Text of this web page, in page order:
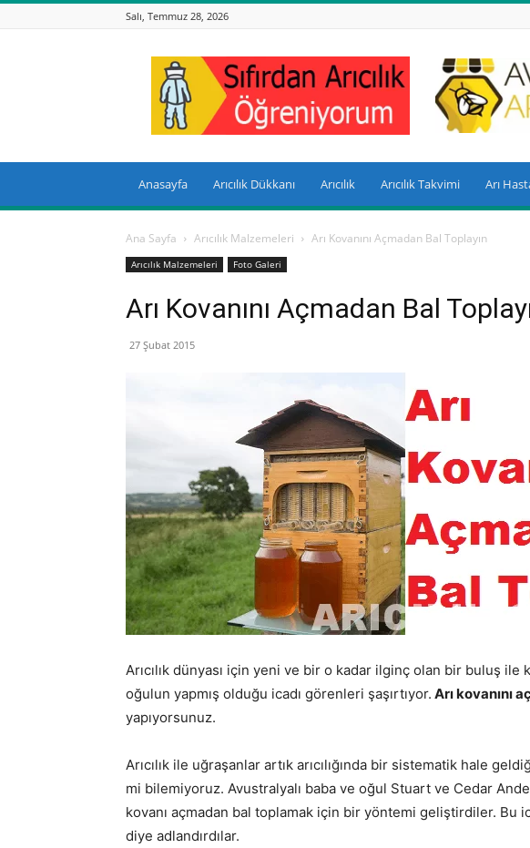
Salı, Temmuz 28, 2026
Sıfırdan
Arıcılık
Anasayfa Arıcılık Dükkanı Arıcılık Arıcılık Takvimi Arı
Ana Sayfa Arıcılık Malzemeleri Arı Kovanını Açmadan Bal Toplayın
Arıcılık Malzemeleri Foto Galeri
Arı Kovanını Açmadan Bal
27 Şubat 2015
Arıcılık dünyası için yeni ve bir o kadar ilginç olan bir buluş ile
oğulun yapmış olduğu icadı görenleri şaşırtıyor. Arı kovanını
yapıyorsunuz.
Arıcılık ile uğraşanlar artık arıcılığında bir sistematik hale
mi bilemiyoruz. Avustralyalı baba ve oğul Stuart ve Cedar
kovanı açmadan bal toplamak için bir yöntemi geliştirdiler. Bu
diye adlandırdılar.